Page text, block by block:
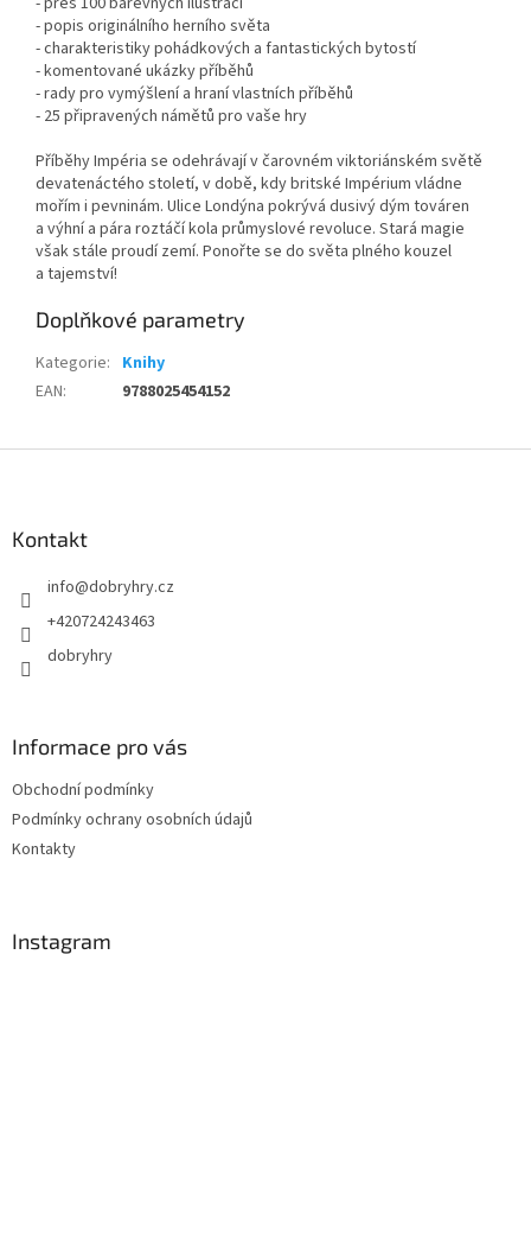
- popis originálního herního světa
- charakteristiky pohádkových a fantastických bytostí
- komentované ukázky příběhů
- rady pro vymýšlení a hraní vlastních příběhů
- 25 připravených námětů pro vaše hry
Příběhy Impéria se odehrávají v čarovném viktoriánském světě
devatenáctého století, v době, kdy britské Impérium vládne
mořím i pevninám. Ulice Londýna pokrývá dusivý dým továren
a výhní a pára roztáčí kola průmyslové revoluce. Stará magie
však stále proudí zemí. Ponořte se do světa plného kouzel
a tajemství!
Doplňkové parametry
Kategorie: Knihy
EAN: 9788025454152
Kontakt
info@dobryhry.cz
+420724243463
dobryhry
Informace pro vás
Obchodní podmínky
Podmínky ochrany osobních údajů
Kontakty
Instagram